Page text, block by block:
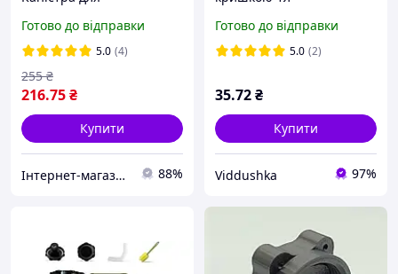
пластикова вертикальна
з лійкою 5л
Готово до відправки
5.0 (4)
216.75₴
255 ₴
Купити
Інтернет-магазин "3S-Avto" 88%
Готово до відправки
5.0 (2)
35.72₴
Купити
Viddushka 97%